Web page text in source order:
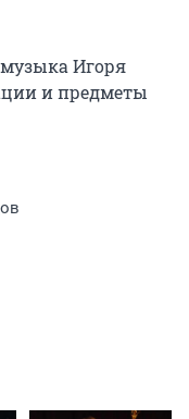
Игоря
и предметы